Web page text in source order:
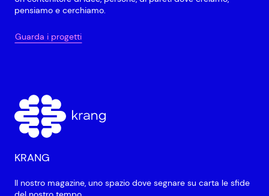
pensiamo e cerchiamo.
Guarda i progetti
KRANG
Il nostro magazine, uno spazio dove segnare su carta le sfide